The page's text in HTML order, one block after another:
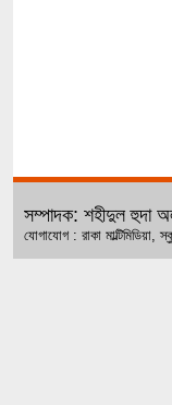
সম্পাদক: শহীদুল হুদা
যোগাযোগ : রাকা